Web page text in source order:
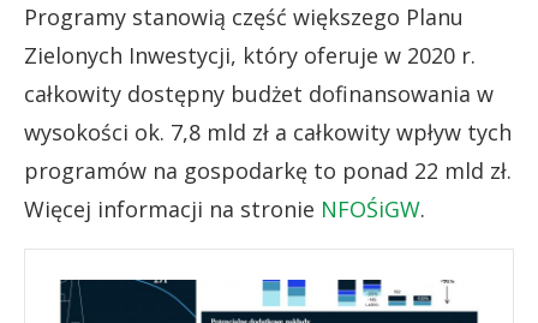
Programy stanowią część większego Planu
Zielonych Inwestycji, który oferuje w 2020 r.
całkowity dostępny budżet dofinansowania w
wysokości ok. 7,8 mld zł a całkowity wpływ tych
programów na gospodarkę to ponad 22 mld zł.
Więcej informacji na stronie NFOŚiGW.